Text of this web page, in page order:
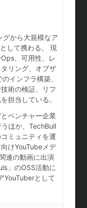
グから大規模なア
して携わる。 現
、可用性、レ
リング、オブザ
インフラ構築、
術の検証、リフ
担当している。
ベンチャー企業
ほか、TechBull
ミュニティを運
けYouTubeメデ
連の動画に出演
」のOSS活動に
YouTuberとして